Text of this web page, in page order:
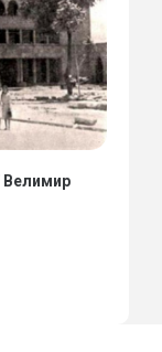
Велимир